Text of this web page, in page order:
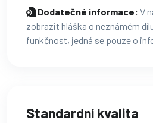
Dodatečné informace: V
zobrazit hláška o neznámém
funkčnost, jedná se pouze o
Standardní kvalita